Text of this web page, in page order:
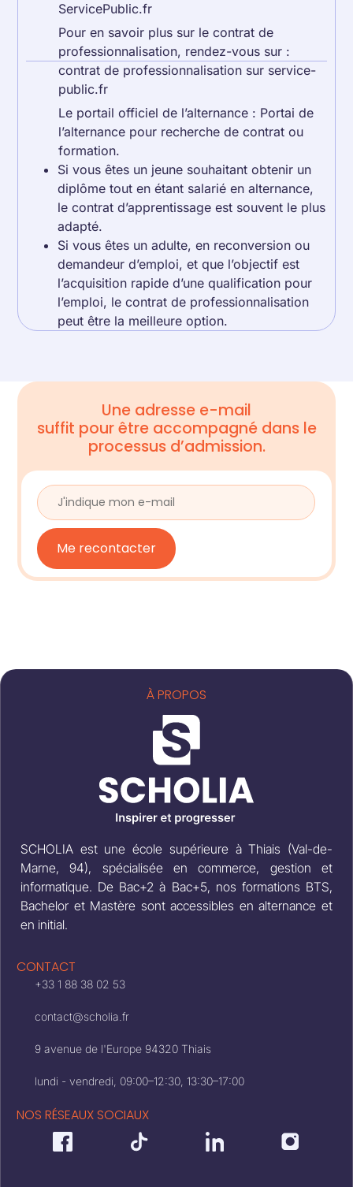
ServicePublic.fr
Pour en savoir plus sur le contrat de
professionnalisation, rendez-vous sur :
contrat de professionnalisation sur service-
public.fr
Le portail officiel de l’alternance : Portai de
l’alternance pour recherche de contrat ou
formation.
Si vous êtes un jeune souhaitant obtenir un
diplôme tout en étant salarié en alternance,
le contrat d’apprentissage est souvent le plus
adapté.
Si vous êtes un adulte, en reconversion ou
demandeur d’emploi, et que l’objectif est
l’acquisition rapide d’une qualification pour
l’emploi, le contrat de professionnalisation
peut être la meilleure option.
Une adresse e-mail
suffit pour être accompagné dans le
processus d’admission.
À PROPOS
SCHOLIA est une école supérieure à Thiais (Val-de-
Marne, 94), spécialisée en commerce, gestion et
informatique. De Bac+2 à Bac+5, nos formations BTS,
Bachelor et Mastère sont accessibles en alternance et
en initial.
CONTACT
+33 1 88 38 02 53
contact@scholia.fr
9 avenue de l'Europe 94320 Thiais
lundi - vendredi, 09:00–12:30, 13:30–17:00
NOS RÉSEAUX SOCIAUX